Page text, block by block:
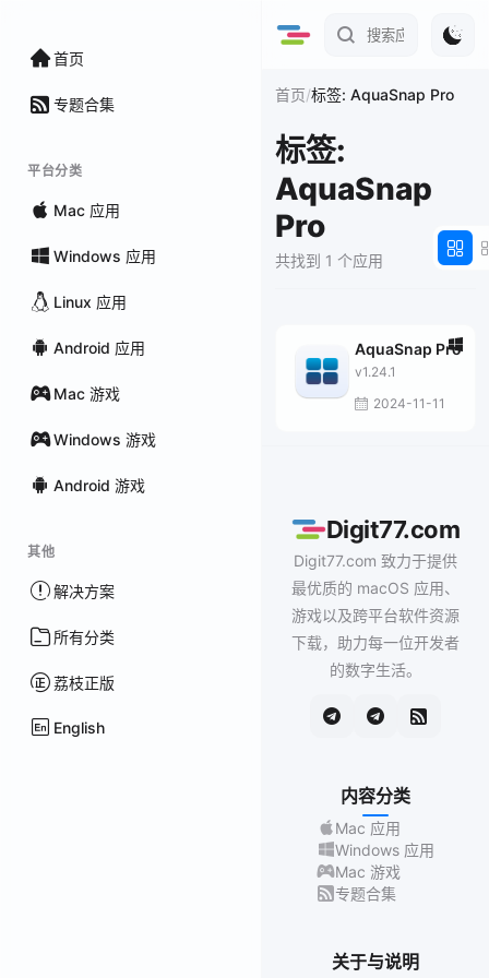
首页
专题合集
平台分类
Mac 应用
Windows 应用
Linux 应用
Android 应用
Mac 游戏
Windows 游戏
Android 游戏
其他
解决方案
所有分类
荔枝正版
English
首页/标签: AquaSnap Pro
标签:
AquaSnap
Pro
共找到 1 个应用
AquaSnap Pro
v1.24.1
2024-11-11
Digit77.com
Digit77.com 致力于提供
最优质的 macOS 应用、
游戏以及跨平台软件资源
下载，助力每一位开发者
的数字生活。
内容分类
Mac 应用
Windows 应用
Mac 游戏
专题合集
关于与说明